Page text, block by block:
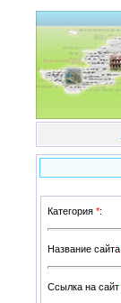
Категория *:
Название сайта
Ссылка на сайт